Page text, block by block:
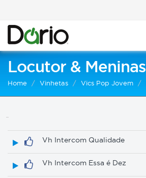
Locutor & Meninas
Home Vinhetas Vics Pop Jovem
Vh Intercom Qualidade
Vh Intercom Essa é Dez